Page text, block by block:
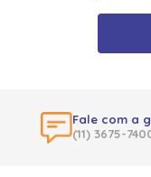
Fale com a
(11) 3675-